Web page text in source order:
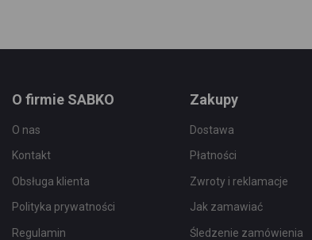
O firmie SABKO
O nas
Kontakt
Obsługa klienta
Polityka prywatności
Regulamin
Zakupy
Dostawa
Płatności
Zwroty i reklamacje
Jak zamawiać
Śledzenie zamówienia